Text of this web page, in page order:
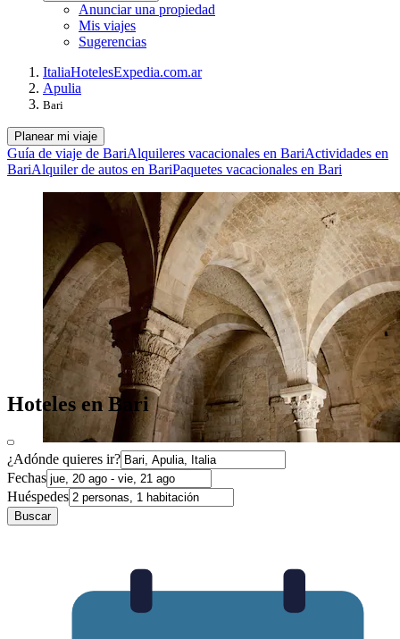
Anunciar una propiedad
Mis viajes
Sugerencias
ItaliaHotelesExpedia.com.ar
Apulia
Bari
Planear mi viaje
Guía de viaje de BariAlquileres vacacionales en BariActividades en
BariAlquiler de autos en BariPaquetes vacacionales en Bari
Hoteles en Bari
¿Adónde quieres ir?
Fechas
Huéspedes
Buscar